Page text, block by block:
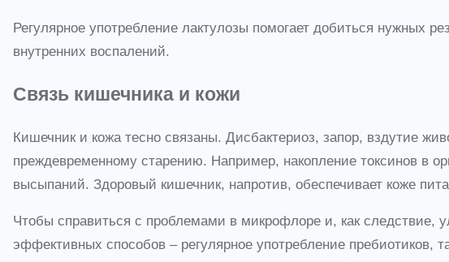
Регулярное употребление лактулозы помогает добиться нужных
внутренних воспалений.
Связь кишечника и кожи
Кишечник и кожа тесно связаны. Дисбактериоз, запор, вздутие
преждевременному старению. Например, накопление токсинов в
высыпаний. Здоровый кишечник, напротив, обеспечивает коже
Чтобы справиться с проблемами в микрофлоре и, как следствие,
эффективных способов – регулярное употребление пребиотиков,